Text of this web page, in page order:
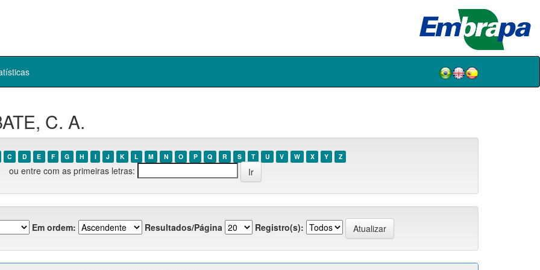
C. A.
C D E F G H I J K L M N O P Q R S T U V W X Y Z
ou entre com as primeiras letras:
Em ordem: Resultados/Página Registro(s):